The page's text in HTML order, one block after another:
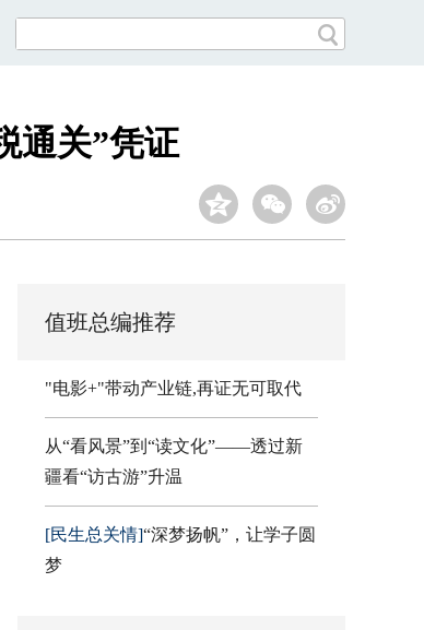
通关”凭证
值班总编推荐
"电影+"带动产业链,再证无可取代
从“看风景”到“读文化”——透过新
疆看“访古游”升温
[民生总关情]“深梦扬帆”，让学子圆
梦